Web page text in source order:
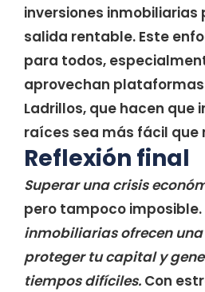
inversiones inmobiliarias
salida rentable. Este
para todos,
aprovechan plataformas
Ladrillos, que hacen que
raíces sea más fácil que
Reflexión final
Superar una crisis
pero tampoco imposible.
inmobiliarias ofrecen
proteger tu capital y
tiempos difíciles. Con